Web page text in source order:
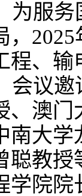
为服务
，
程、输
会议邀
、澳门
南大学
聪教授
学院院